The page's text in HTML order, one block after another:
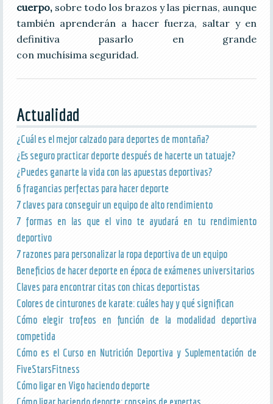
cuerpo, sobre todo los brazos y las piernas, aunque
también aprenderán a hacer fuerza, saltar y en
definitiva pasarlo en grande
con muchísima seguridad.
Actualidad
¿Cuál es el mejor calzado para deportes de montaña?
¿Es seguro practicar deporte después de hacerte un tatuaje?
¿Puedes ganarte la vida con las apuestas deportivas?
6 fragancias perfectas para hacer deporte
7 claves para conseguir un equipo de alto rendimiento
7 formas en las que el vino te ayudará en tu rendimiento
deportivo
7 razones para personalizar la ropa deportiva de un equipo
Beneficios de hacer deporte en época de exámenes universitarios
Claves para encontrar citas con chicas deportistas
Colores de cinturones de karate: cuáles hay y qué significan
Cómo elegir trofeos en función de la modalidad deportiva
competida
Cómo es el Curso en Nutrición Deportiva y Suplementación de
FiveStarsFitness
Cómo ligar en Vigo haciendo deporte